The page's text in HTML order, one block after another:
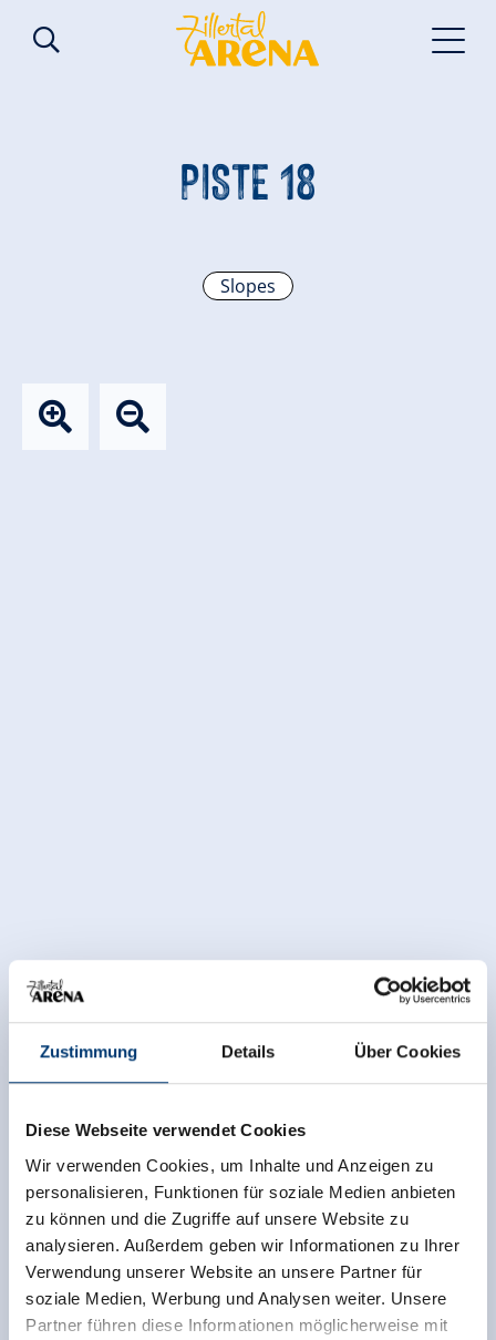
Zustimmung Details Über Cookies
Diese Webseite verwendet Cookies
Wir verwenden Cookies, um Inhalte und Anzeigen zu
personalisieren, Funktionen für soziale Medien anbieten
zu können und die Zugriffe auf unsere Website zu
analysieren. Außerdem geben wir Informationen zu Ihrer
Verwendung unserer Website an unsere Partner für
soziale Medien, Werbung und Analysen weiter. Unsere
Partner führen diese Informationen möglicherweise mit
PISTE 18
Slopes